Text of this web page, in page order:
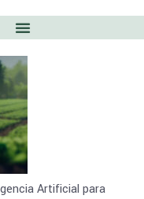
Artificial para